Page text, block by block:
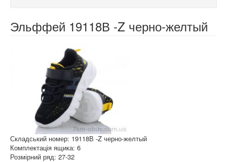
Эльффей 19118В -Z черно-желтый
Складський номер: 19118В -Z черно-желтый
Комплектація ящика: 6
Розмірний ряд: 27-32